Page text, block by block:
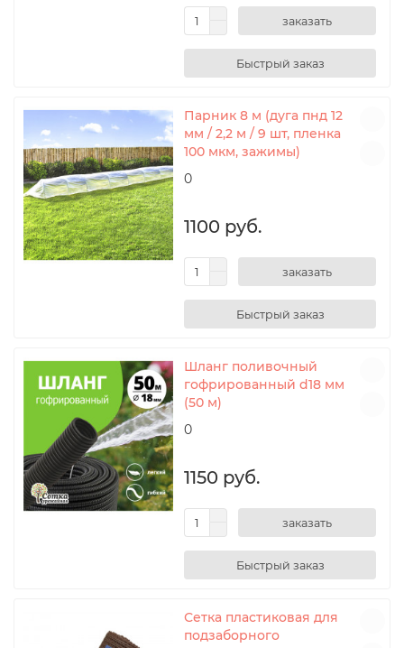
заказать
Парник 8 м (дуга пнд 12
мм / 2,2 м / 9 шт, пленка
100 мкм, зажимы)
0
1100 руб.
заказать
Шланг поливочный
гофрированный d18 мм
(50 м)
0
1150 руб.
заказать
Сетка пластиковая для
подзаборного